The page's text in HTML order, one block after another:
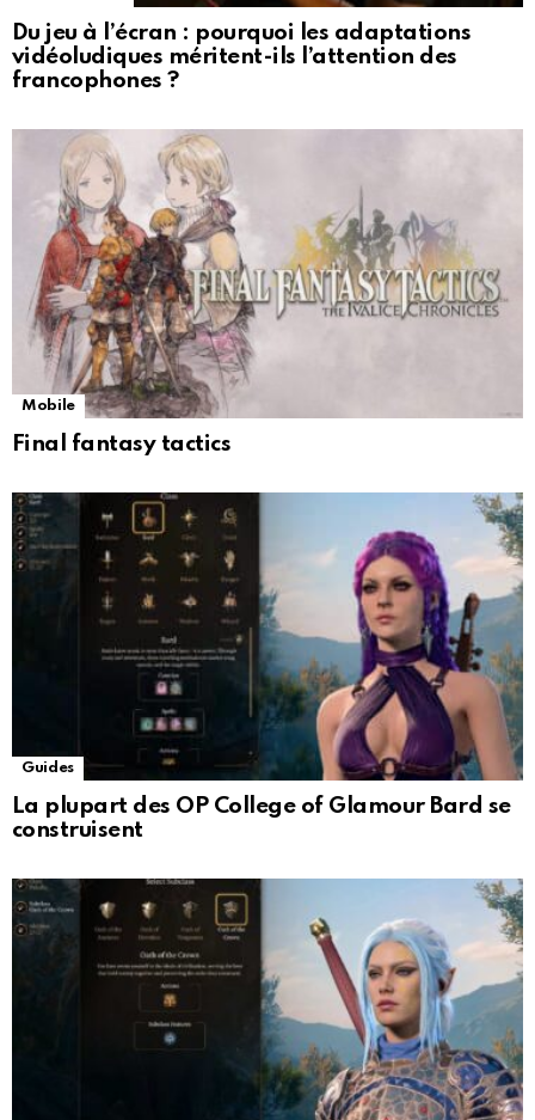
Du jeu à l’écran : pourquoi les adaptations
vidéoludiques méritent-ils l’attention des
francophones ?
Mobile
Final fantasy tactics
Guides
La plupart des OP College of Glamour Bard se
construisent